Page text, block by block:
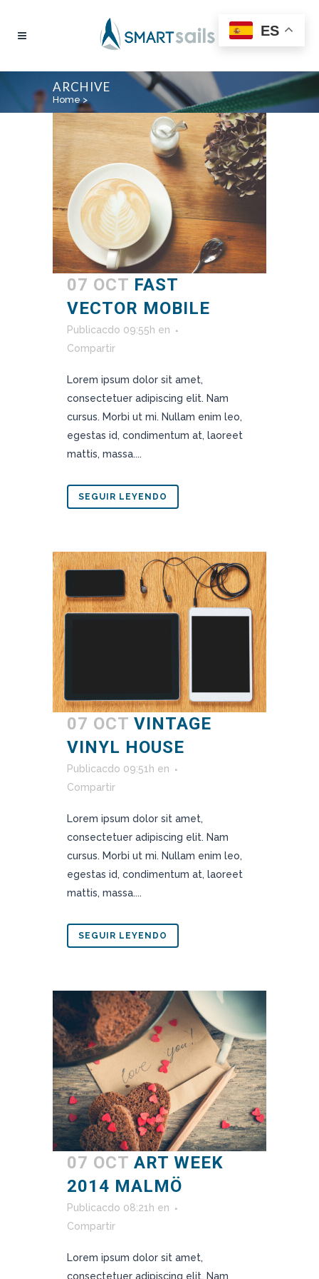
ARCHIVE
Home>
07 OCT FAST
VECTOR MOBILE
Publicacdo 09:55h en
Compartir
Lorem ipsum dolor sit amet,
consectetuer adipiscing elit. Nam
cursus. Morbi ut mi. Nullam enim leo,
egestas id, condimentum at, laoreet
mattis, massa....
SEGUIR LEYENDO
07 OCT VINTAGE
VINYL HOUSE
Publicacdo 09:51h en
Compartir
Lorem ipsum dolor sit amet,
consectetuer adipiscing elit. Nam
cursus. Morbi ut mi. Nullam enim leo,
egestas id, condimentum at, laoreet
mattis, massa....
SEGUIR LEYENDO
07 OCT ART WEEK
2014 MALMÖ
Publicacdo 08:21h en
Compartir
Lorem ipsum dolor sit amet,
consectetuer adipiscing elit. Nam
ES